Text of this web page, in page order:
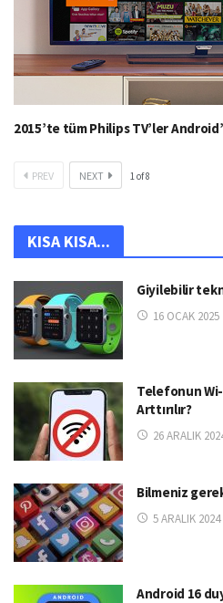
2015’te tüm Philips TV’ler
PREV NEXT 1of8
KISA KISA...
Giyilebilir
16 OCAK 2025
Telefonun Wi-
Arttırılır?
26 ARALIK
Bilmeniz
5 ARALIK 2024
Android 16